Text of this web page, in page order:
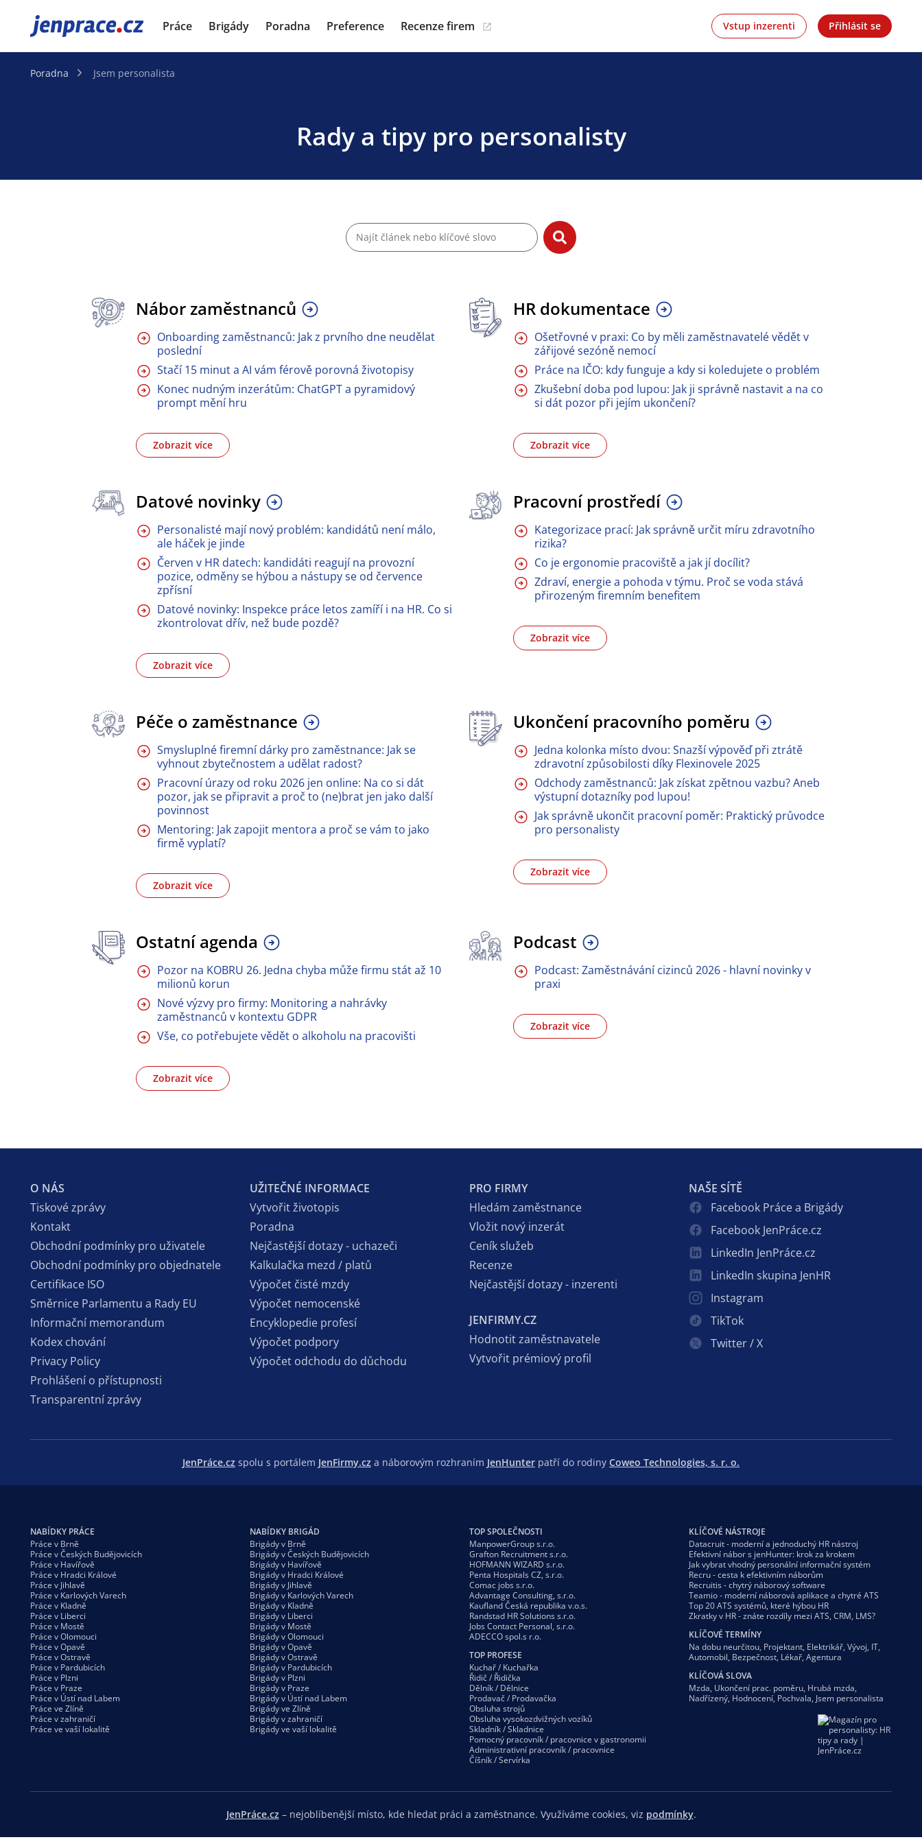
JenPráce.cz Práce Brigády Poradna Preference Recenze firem Vstup inzerenti Přihlásit se
Poradna Jsem personalista
Rady a tipy pro personalisty
Nábor zaměstnanců
Onboarding zaměstnanců: Jak z prvního dne neudělat
poslední
Stačí 15 minut a AI vám férově porovná životopisy
Konec nudným inzerátům: ChatGPT a pyramidový
prompt mění hru
Zobrazit více
HR dokumentace
Ošetřovné v praxi: Co by měli zaměstnavatelé vědět v
zářijové sezóně nemocí
Práce na IČO: kdy funguje a kdy si koledujete o problém
Zkušební doba pod lupou: Jak ji správně nastavit a na co
si dát pozor při jejím ukončení?
Zobrazit více
Datové novinky
Personalisté mají nový problém: kandidátů není málo,
ale háček je jinde
Červen v HR datech: kandidáti reagují na provozní
pozice, odměny se hýbou a nástupy se od července
zpřísní
Datové novinky: Inspekce práce letos zamíří i na HR. Co si
zkontrolovat dřív, než bude pozdě?
Zobrazit více
Pracovní prostředí
Kategorizace prací: Jak správně určit míru zdravotního
rizika?
Co je ergonomie pracoviště a jak jí docílit?
Zdraví, energie a pohoda v týmu. Proč se voda stává
přirozeným firemním benefitem
Zobrazit více
Péče o zaměstnance
Smysluplné firemní dárky pro zaměstnance: Jak se
vyhnout zbytečnostem a udělat radost?
Pracovní úrazy od roku 2026 jen online: Na co si dát
pozor, jak se připravit a proč to (ne)brat jen jako další
povinnost
Mentoring: Jak zapojit mentora a proč se vám to jako
firmě vyplatí?
Zobrazit více
Ukončení pracovního poměru
Jedna kolonka místo dvou: Snazší výpověď při ztrátě
zdravotní způsobilosti díky Flexinovele 2025
Odchody zaměstnanců: Jak získat zpětnou vazbu? Aneb
výstupní dotazníky pod lupou!
Jak správně ukončit pracovní poměr: Praktický průvodce
pro personalisty
Zobrazit více
Ostatní agenda
Pozor na KOBRU 26. Jedna chyba může firmu stát až 10
milionů korun
Nové výzvy pro firmy: Monitoring a nahrávky
zaměstnanců v kontextu GDPR
Vše, co potřebujete vědět o alkoholu na pracovišti
Zobrazit více
Podcast
Podcast: Zaměstnávání cizinců 2026 - hlavní novinky v
praxi
Zobrazit více
O NÁS
Tiskové zprávy
Kontakt
Obchodní podmínky pro uživatele
Obchodní podmínky pro objednatele
Certifikace ISO
Směrnice Parlamentu a Rady EU
Informační memorandum
Kodex chování
Privacy Policy
Prohlášení o přístupnosti
Transparentní zprávy
UŽITEČNÉ INFORMACE
Vytvořit životopis
Poradna
Nejčastější dotazy - uchazeči
Kalkulačka mezd / platů
Výpočet čisté mzdy
Výpočet nemocenské
Encyklopedie profesí
Výpočet podpory
Výpočet odchodu do důchodu
PRO FIRMY
Hledám zaměstnance
Vložit nový inzerát
Ceník služeb
Recenze
Nejčastější dotazy - inzerenti
JENFIRMY.CZ
Hodnotit zaměstnavatele
Vytvořit prémiový profil
NAŠE SÍTĚ
Facebook Práce a Brigády
Facebook JenPráce.cz
LinkedIn JenPráce.cz
LinkedIn skupina JenHR
Instagram
TikTok
Twitter / X
JenPráce.cz spolu s portálem JenFirmy.cz a náborovým rozhraním JenHunter patří do rodiny Coweo Technologies, s. r. o.
NABÍDKY PRÁCE
Práce v Brně
Práce v Českých Budějovicích
Práce v Havířově
Práce v Hradci Králové
Práce v Jihlavě
Práce v Karlových Varech
Práce v Kladně
Práce v Liberci
Práce v Mostě
Práce v Olomouci
Práce v Opavě
Práce v Ostravě
Práce v Pardubicích
Práce v Plzni
Práce v Praze
Práce v Ústí nad Labem
Práce ve Zlíně
Práce v zahraničí
Práce ve vaší lokalitě
NABÍDKY BRIGÁD
Brigády v Brně
Brigády v Českých Budějovicích
Brigády v Havířově
Brigády v Hradci Králové
Brigády v Jihlavě
Brigády v Karlových Varech
Brigády v Kladně
Brigády v Liberci
Brigády v Mostě
Brigády v Olomouci
Brigády v Opavě
Brigády v Ostravě
Brigády v Pardubicích
Brigády v Plzni
Brigády v Praze
Brigády v Ústí nad Labem
Brigády ve Zlíně
Brigády v zahraničí
Brigády ve vaší lokalitě
TOP SPOLEČNOSTI
ManpowerGroup s.r.o.
Grafton Recruitment s.r.o.
HOFMANN WIZARD s.r.o.
Penta Hospitals CZ, s.r.o.
Comac jobs s.r.o.
Advantage Consulting, s.r.o.
Kaufland Česká republika v.o.s.
Randstad HR Solutions s.r.o.
Jobs Contact Personal, s.r.o.
ADECCO spol.s r.o.
TOP PROFESE
Kuchař / Kuchařka
Řidič / Řidička
Dělník / Dělnice
Prodavač / Prodavačka
Obsluha strojů
Obsluha vysokozdvižných vozíků
Skladník / Skladnice
Pomocný pracovník / pracovnice v gastronomii
Administrativní pracovník / pracovnice
Číšník / Servírka
KLÍČOVÉ NÁSTROJE
Datacruit - moderní a jednoduchý HR nástroj
Efektivní nábor s jenHunter: krok za krokem
Jak vybrat vhodný personální informační systém
Recru - cesta k efektivním náborům
Recruitis - chytrý náborový software
Teamio - moderní náborová aplikace a chytré ATS
Top 20 ATS systémů, které hýbou HR
Zkratky v HR - znáte rozdíly mezi ATS, CRM, LMS?
KLÍČOVÉ TERMÍNY
Na dobu neurčitou, Projektant, Elektrikář, Vývoj, IT,
Automobil, Bezpečnost, Lékař, Agentura
KLÍČOVÁ SLOVA
Mzda, Ukončení prac. poměru, Hrubá mzda,
Nadřízený, Hodnocení, Pochvala, Jsem personalista
JenPráce.cz– nejoblíbenější místo, kde hledat práci a zaměstnance. Využíváme cookies, viz podmínky.